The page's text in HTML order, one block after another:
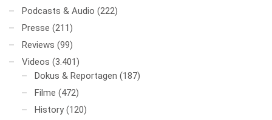
Podcasts & Audio (222)
Presse (211)
Reviews (99)
Videos (3.401)
Dokus & Reportagen (187)
Filme (472)
History (120)